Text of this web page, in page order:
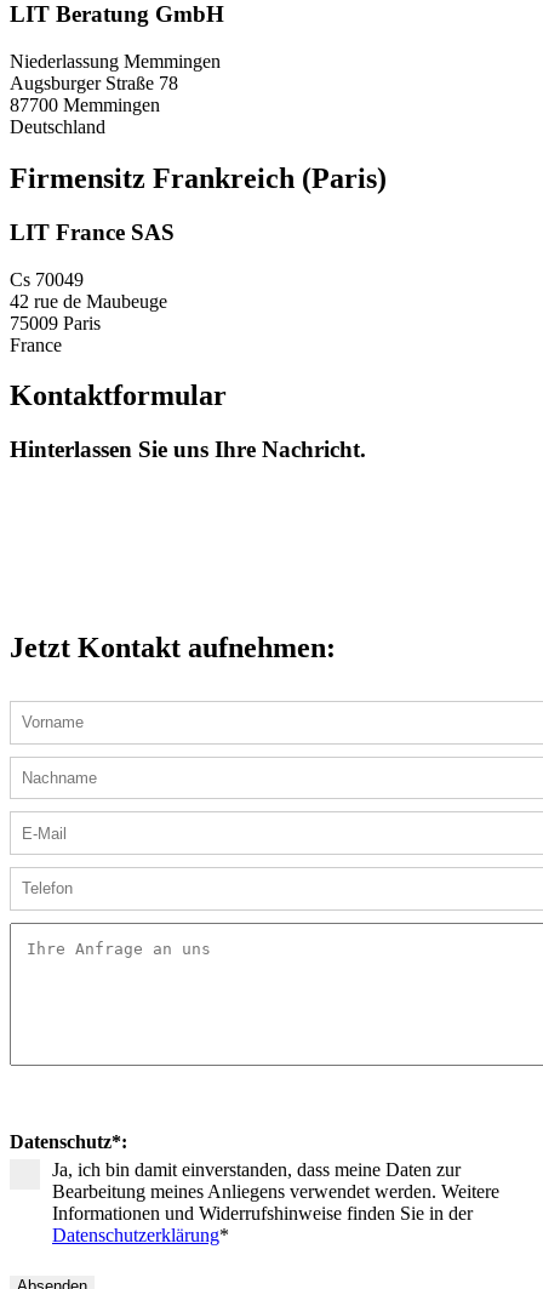
LIT Beratung GmbH
Niederlassung Memmingen
Augsburger Straße 78
87700 Memmingen
Deutschland
Firmensitz Frankreich (Paris)
LIT France SAS
Cs 70049
42 rue de Maubeuge
75009 Paris
France
Kontaktformular
Hinterlassen Sie uns Ihre Nachricht.
Jetzt Kontakt aufnehmen:
Datenschutz*:
Ja, ich bin damit einverstanden, dass meine Daten zur
Bearbeitung meines Anliegens verwendet werden. Weitere
Informationen und Widerrufshinweise finden Sie in der
Datenschutzerklärung*